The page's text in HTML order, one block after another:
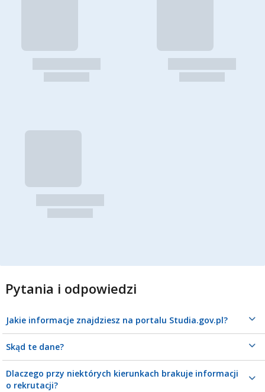
Pytania i odpowiedzi
Jakie informacje znajdziesz na portalu Studia.gov.pl?
Skąd te dane?
Dlaczego przy niektórych kierunkach brakuje informacji
o rekrutacji?